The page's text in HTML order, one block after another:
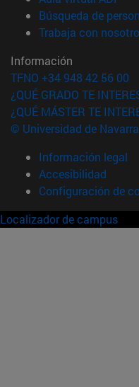
Búsqueda de
Trabaja con
Información
TFNO +34 948 42 56 00
¿QUÉ GRADO TE
¿QUÉ MÁSTER TE
© Universidad de Navarra
Información legal
Accesibilidad
Configuración de
Localizador de campus